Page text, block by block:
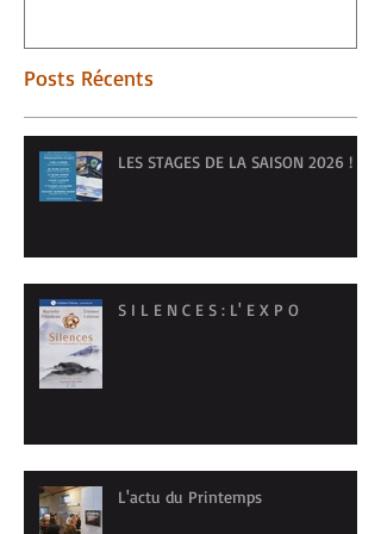
Posts Récents
LES STAGES DE LA SAISON 2026 !
S I L E N C E S : L' E X P O
L'actu du Printemps